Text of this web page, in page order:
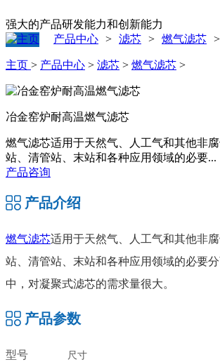
强大的产品研发能力和创新能力
产品中心 > 滤芯 > 燃气滤芯 >
主页 > 产品中心 > 滤芯 > 燃气滤芯 >
冶金窑炉耐高温燃气滤芯
燃气滤芯适用于天然气、人工气和其他非
站、清管站、末站和各种应用领域的必要...
产品咨询
产品介绍
燃气滤芯适用于天然气、人工气和其他非
站、清管站、末站和各种应用领域的必要
中，对凝聚式滤芯的需求量很大。
产品参数
型号
尺寸